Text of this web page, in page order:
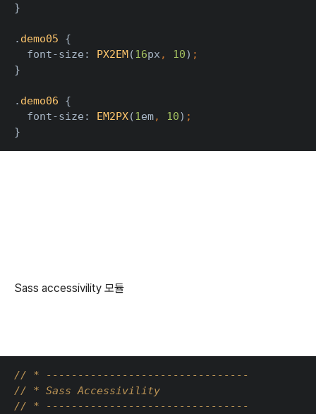
}
. demo05 {
  font-size:
PX2EM(16px , 10) ;
}
. demo06 {
  font-size:
EM2PX(1em, 10) ;
}
Sass accessivility 모듈
// * --------------------------------
// * Sass Accessivility
// * --------------------------------